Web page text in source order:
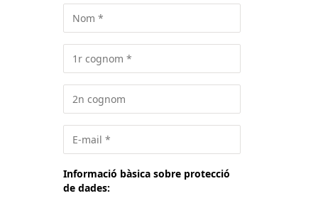
Informació bàsica sobre protecció
de dades: